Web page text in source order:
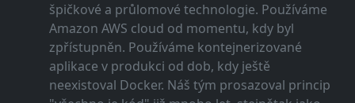
špičkové a průlomové technologie. Používáme
Amazon AWS cloud od momentu, kdy byl
zpřístupněn. Používáme kontejnerizované
aplikace v produkci od dob, kdy ještě
neexistoval Docker. Náš tým prosazoval princip